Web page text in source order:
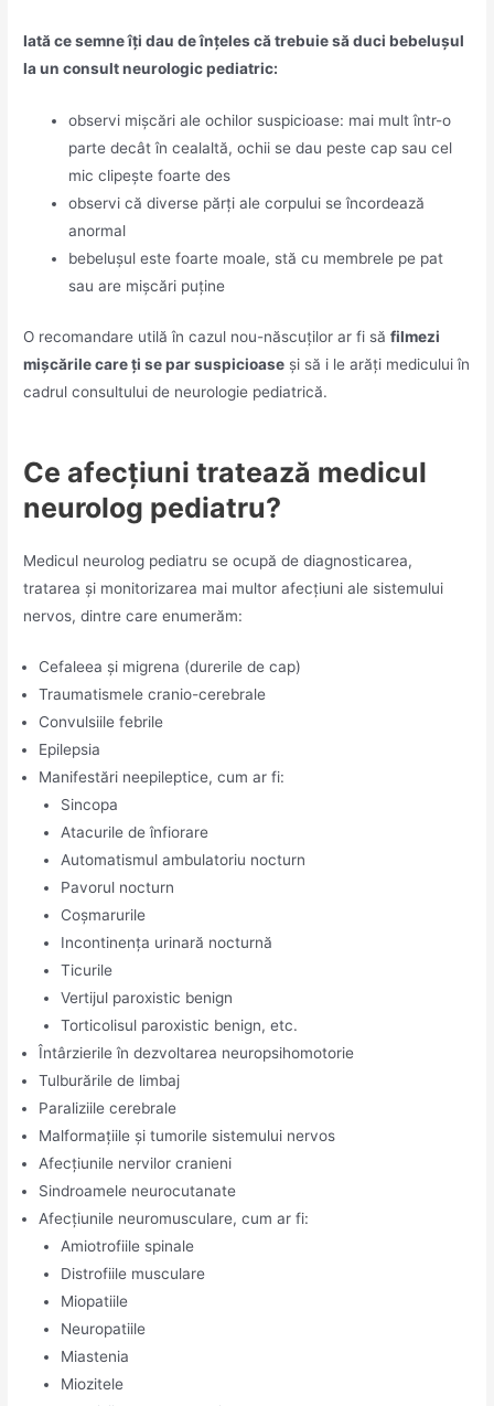
Iată ce semne îți dau de înțeles că trebuie să duci bebelușul
la un consult neurologic pediatric:
observi mișcări ale ochilor suspicioase: mai mult într-o
parte decât în cealaltă, ochii se dau peste cap sau cel
mic clipește foarte des
observi că diverse părți ale corpului se încordează
anormal
bebelușul este foarte moale, stă cu membrele pe pat
sau are mișcări puține
O recomandare utilă în cazul nou-născuților ar fi săfilmezi
mișcările care ți se par suspicioase și să i le arăți medicului în
cadrul consultului de neurologie pediatrică.
Ce afecțiuni tratează medicul
neurolog pediatru?
Medicul neurolog pediatru se ocupă de diagnosticarea,
tratarea și monitorizarea mai multor afecțiuni ale sistemului
nervos, dintre care enumerăm:
Cefaleea și migrena (durerile de cap)
Traumatismele cranio-cerebrale
Convulsiile febrile
Epilepsia
Manifestări neepileptice, cum ar fi:
Sincopa
Atacurile de înfiorare
Automatismul ambulatoriu nocturn
Pavorul nocturn
Coșmarurile
Incontinența urinară nocturnă
Ticurile
Vertijul paroxistic benign
Torticolisul paroxistic benign, etc.
Întârzierile în dezvoltarea neuropsihomotorie
Tulburările de limbaj
Paraliziile cerebrale
Malformațiile și tumorile sistemului nervos
Afecțiunile nervilor cranieni
Sindroamele neurocutanate
Afecțiunile neuromusculare, cum ar fi:
Amiotrofiile spinale
Distrofiile musculare
Miopatiile
Neuropatiile
Miastenia
Miozitele